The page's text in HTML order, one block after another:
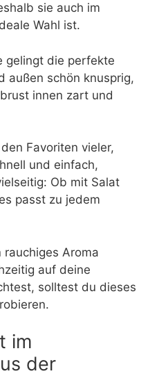
sie auch im
Wahl ist.
gelingt die perfekte
außen schön knusprig,
innen zart und
Favoriten vieler,
und einfach,
Ob mit Salat
passt zu jedem
rauchiges Aroma
auf deine
solltest du dieses
im
der